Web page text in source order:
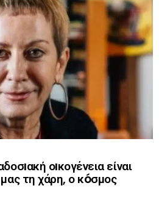
οıκογένεια είναι
τη χάρη, ο κóσμος